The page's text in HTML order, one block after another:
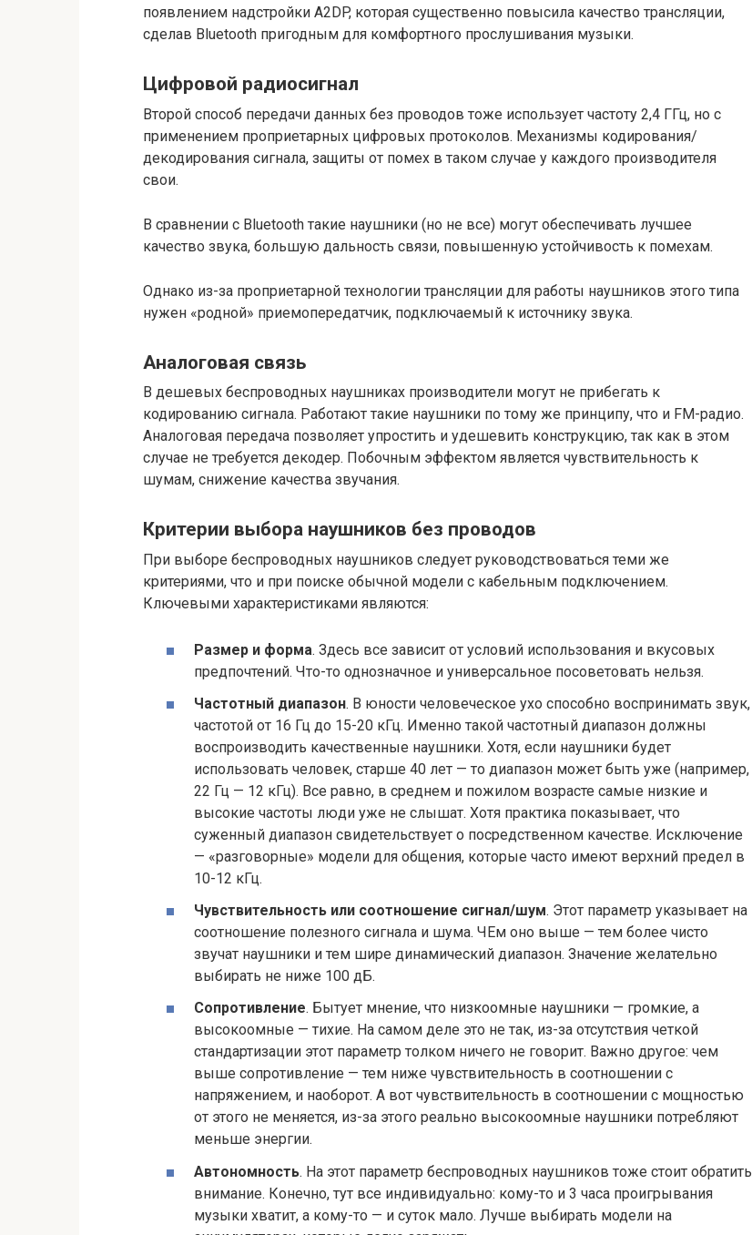
появлением надстройки A2DP, которая существенно повысила качество трансляции,
сделав Bluetooth пригодным для комфортного прослушивания музыки.
Цифровой радиосигнал
Второй способ передачи данных без проводов тоже использует частоту 2,4 ГГц, но с
применением проприетарных цифровых протоколов. Механизмы кодирования/
декодирования сигнала, защиты от помех в таком случае у каждого производителя
свои.
В сравнении с Bluetooth такие наушники (но не все) могут обеспечивать лучшее
качество звука, большую дальность связи, повышенную устойчивость к помехам.
Однако из-за проприетарной технологии трансляции для работы наушников этого типа
нужен «родной» приемопередатчик, подключаемый к источнику звука.
Аналоговая связь
В дешевых беспроводных наушниках производители могут не прибегать к
кодированию сигнала. Работают такие наушники по тому же принципу, что и FM-радио.
Аналоговая передача позволяет упростить и удешевить конструкцию, так как в этом
случае не требуется декодер. Побочным эффектом является чувствительность к
шумам, снижение качества звучания.
Критерии выбора наушников без проводов
При выборе беспроводных наушников следует руководствоваться теми же
критериями, что и при поиске обычной модели с кабельным подключением.
Ключевыми характеристиками являются:
Размер и форма. Здесь все зависит от условий использования и вкусовых
предпочтений. Что-то однозначное и универсальное посоветовать нельзя.
Частотный диапазон. В юности человеческое ухо способно воспринимать звук,
частотой от 16 Гц до 15-20 кГц. Именно такой частотный диапазон должны
воспроизводить качественные наушники. Хотя, если наушники будет
использовать человек, старше 40 лет — то диапазон может быть уже (например,
22 Гц — 12 кГц). Все равно, в среднем и пожилом возрасте самые низкие и
высокие частоты люди уже не слышат. Хотя практика показывает, что
суженный диапазон свидетельствует о посредственном качестве. Исключение
— «разговорные» модели для общения, которые часто имеют верхний предел в
10-12 кГц.
Чувствительность или соотношение сигнал/шум. Этот параметр указывает на
соотношение полезного сигнала и шума. ЧЕм оно выше — тем более чисто
звучат наушники и тем шире динамический диапазон. Значение желательно
выбирать не ниже 100 дБ.
Сопротивление. Бытует мнение, что низкоомные наушники — громкие, а
высокоомные — тихие. На самом деле это не так, из-за отсутствия четкой
стандартизации этот параметр толком ничего не говорит. Важно другое: чем
выше сопротивление — тем ниже чувствительность в соотношении с
напряжением, и наоборот. А вот чувствительность в соотношении с мощностью
от этого не меняется, из-за этого реально высокоомные наушники потребляют
меньше энергии.
Автономность. На этот параметр беспроводных наушников тоже стоит обратить
внимание. Конечно, тут все индивидуально: кому-то и 3 часа проигрывания
музыки хватит, а кому-то — и суток мало. Лучше выбирать модели на